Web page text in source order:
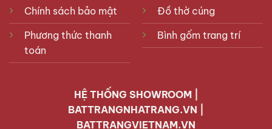
Chính sách bảo mật
Phương thức thanh
toán
Đồ thờ cúng
Bình gốm trang trí
HỆ THỐNG SHOWROOM |
BATTRANGNHATRANG.VN |
BATTRANGVIETNAM.VN